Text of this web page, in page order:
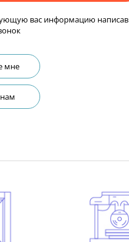
вас информацию написав
мне